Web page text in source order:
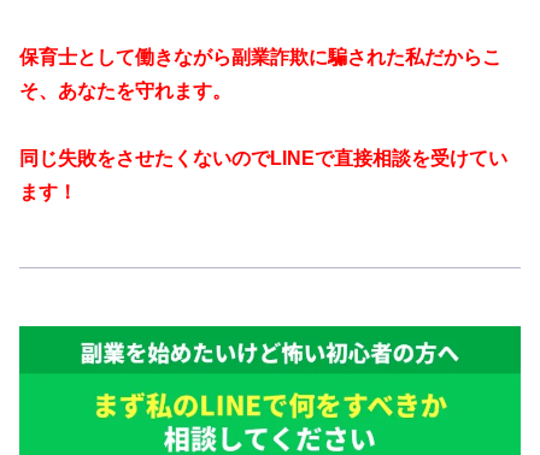
保育士として働きながら副業詐欺に騙された私だからこ
そ、あなたを守れます。
同じ失敗をさせたくないのでLINEで直接相談を受けてい
ます！